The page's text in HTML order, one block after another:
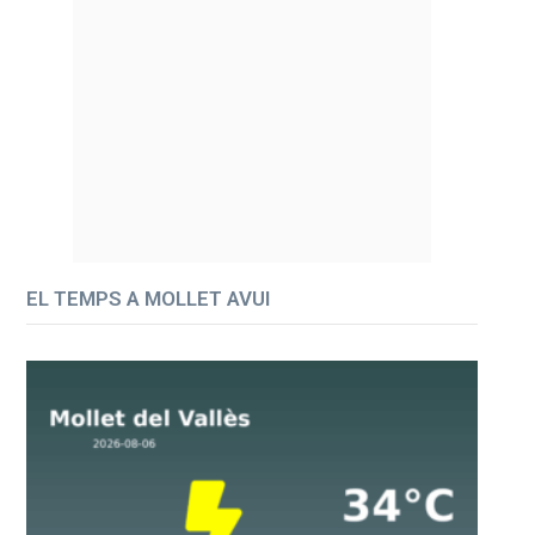
EL TEMPS A MOLLET AVUI